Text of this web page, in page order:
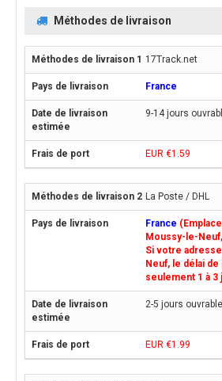
Méthodes de livraison
17Track.net
France
9-14 jours
EUR €1.59
La Poste / DHL
France
Moussy-le-
Si votre
Neuf, le délai
seulement 1 à 3
2-5 jours
EUR €1.99